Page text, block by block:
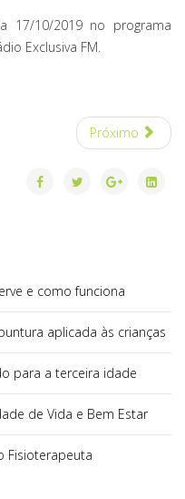
17/10/2019 no programa
Exclusiva FM.
Próximo
e como funciona
aplicada às crianças
para a terceira idade
de Vida e Bem Estar
Fisioterapeuta